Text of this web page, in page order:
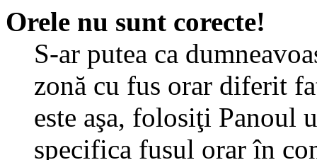
Orele nu sunt corecte!
S-ar putea ca
zonă cu fus orar diferit
este aşa, folosiţi Panoul
specifica fusul orar în